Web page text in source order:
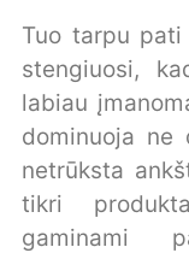
Tuo tarpu pati
stengiuosi,
labiau
dominuoja ne
netrūksta
tikri
gaminami